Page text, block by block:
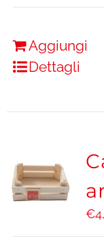
Aggiungi
Dettagli
€